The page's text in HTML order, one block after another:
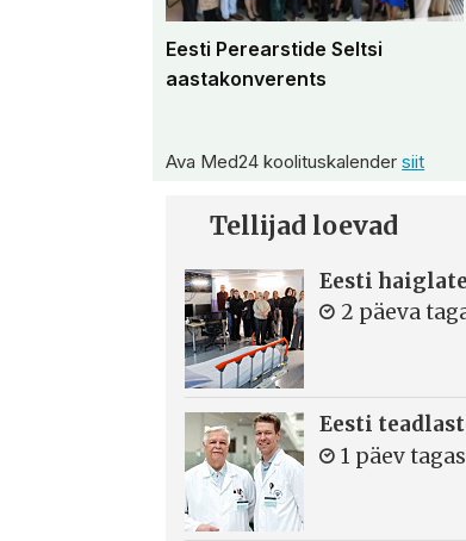
Eesti Perearstide Seltsi
aastakonverents
Ava Med24 koolituskalendersiit
Tellijad loevad
Eesti
2 päeva
Eesti
1 päev